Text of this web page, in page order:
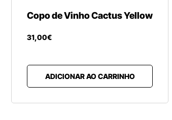
Copo de Vinho Cactus Yellow
31,00€
ADICIONAR AO CARRINHO